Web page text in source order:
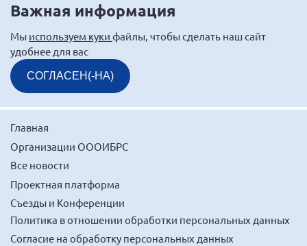
Владимирская область
Волгоградская область
Воронежская область
Ивановская область
Калининградская область
Кемеровская область
Кировская область
Краснодарский край
Красноярский край
Липецкая область
Ленинградская область
Важная информация
Мы используем куки файлы, чтобы сделать наш сайт
удобнее для вас
СОГЛАСЕН(-НА)
Главная
Организации ОООИБРС
Все новости
Проектная платформа
Съезды и Конференции
Политика в отношении обработки персональных данных
Согласие на обработку персональных данных